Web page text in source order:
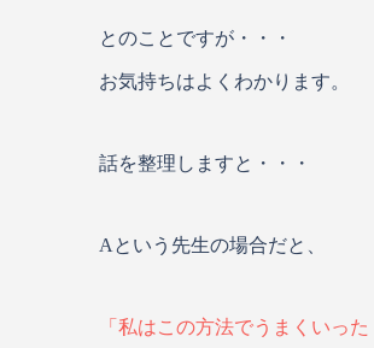
とのことですが・・・
お気持ちはよくわかります。
話を整理しますと・・・
Aという先生の場合だと、
「私はこの方法でうまくいった